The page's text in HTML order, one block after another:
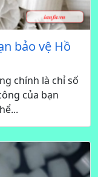
bảo vệ Hồ
chính là chỉ số
của bạn